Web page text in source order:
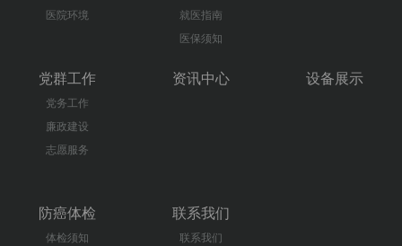
医院环境
就医指南
医保须知
党群工作
党务工作
廉政建设
志愿服务
资讯中心 设备展示
防癌体检
体检须知
联系我们
联系我们